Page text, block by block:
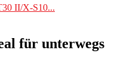
II/X-S10...
für unterwegs